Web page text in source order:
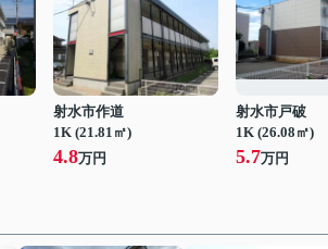
射水市作道
1K (21.81㎡)
4.8万円
射水市戸破
1K (26.08㎡)
5.7万円